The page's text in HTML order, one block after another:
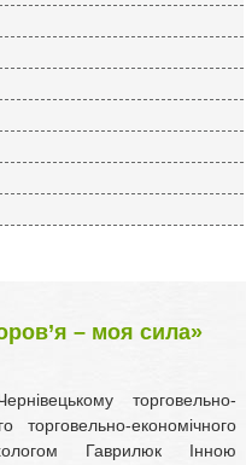
– моя сила»
торговельно-
торговельно-економічного
Гаврилюк Інною